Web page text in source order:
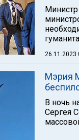
26.11.2023
Мэрия
В ночь
Сергея